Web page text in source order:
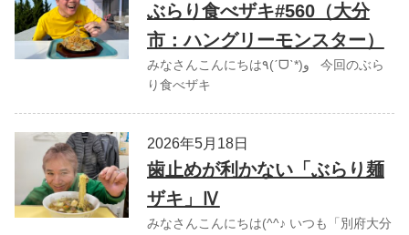
ぶらり食べザキ#560（大分
市：ハングリーモンスター）
みなさんこんにちは٩(ˊᗜˋ*)و 今回のぶら
り食べザキ
2026年5月18日
歯止めが利かない「ぶらり麺
ザキ」Ⅳ
みなさんこんにちは(^^♪ いつも「別府大分